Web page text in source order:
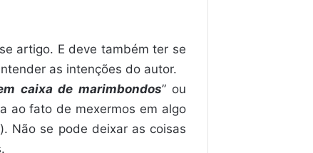
artigo. E deve também ter se
as intenções do autor.
caixa de marimbondos” ou
ao fato de mexermos em algo
). Não se pode deixar as coisas